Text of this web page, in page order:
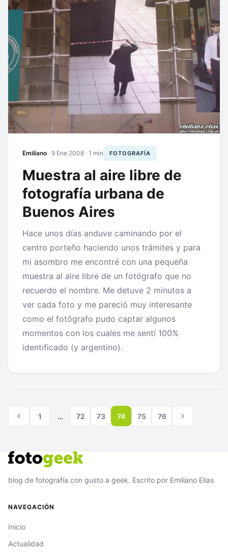
Emiliano · 9 Ene 2008 · 1 min FOTOGRAFÍA
Muestra al aire libre de
fotografía urbana de
Buenos Aires
Hace unos días anduve caminando por el
centro porteño haciendo unos trámites y para
mi asombro me encontré con una pequeña
muestra al aire libre de un fotógrafo que no
recuerdo el nombre. Me detuve 2 minutos a
ver cada foto y me pareció muy interesante
como el fotógrafo pudo captar algunos
momentos con los cuales me sentí 100%
identificado (y argentino).
de
Página
1 … 72 73 74 75 76
Página
blog de fotografía con gusto a geek. Escrito por Emiliano Elías
NAVEGACIÓN
Inicio
Actualidad